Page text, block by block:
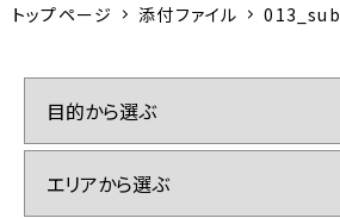
トップページ 添付ファイル 013_sub